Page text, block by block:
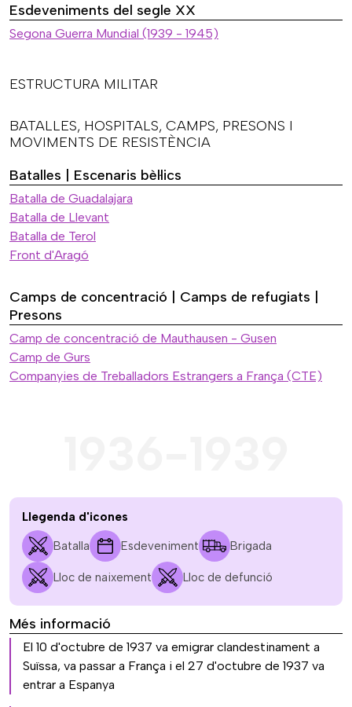
Esdeveniments del segle XX
Segona Guerra Mundial (1939 - 1945)
ESTRUCTURA MILITAR
BATALLES, HOSPITALS, CAMPS, PRESONS I
MOVIMENTS DE RESISTÈNCIA
Batalles | Escenaris bèl·lics
Batalla de Guadalajara
Batalla de Llevant
Batalla de Terol
Front d'Aragó
Camps de concentració | Camps de refugiats |
Presons
Camp de concentració de Mauthausen - Gusen
Camp de Gurs
Companyies de Treballadors Estrangers a França (CTE)
Llegenda d'icones
Batalla Esdeveniment Brigada
Lloc de naixement Lloc de defunció
Més informació
El 10 d'octubre de 1937 va emigrar clandestinament a
Suïssa, va passar a França i el 27 d'octubre de 1937 va
entrar a Espanya